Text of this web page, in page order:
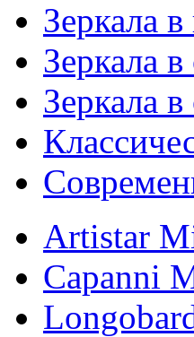
Зеркала
Зеркала
Зеркала
Artistar
Capanni